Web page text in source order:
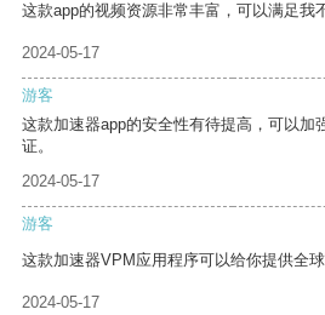
这款app的视频资源非常丰富，可以满足我
2024-05-17
游客
这款加速器app的安全性有待提高，可以加
证。
2024-05-17
游客
这款加速器VPM应用程序可以给你提供全
2024-05-17